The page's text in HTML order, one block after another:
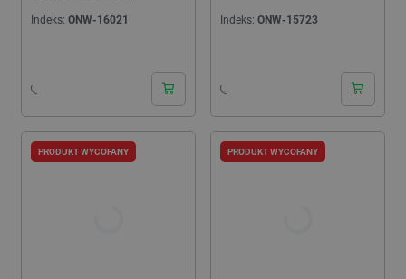
Indeks: ONW-16021 Indeks: ONW-15723
PRODUKT WYCOFANY PRODUKT WYCOFANY